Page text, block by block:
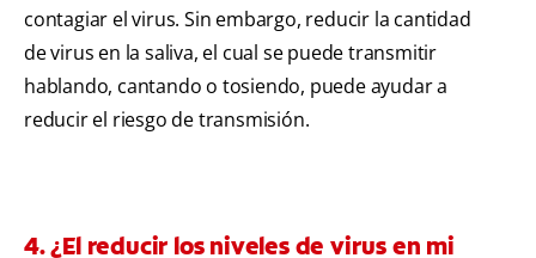
contagiar el virus. Sin embargo, reducir la cantidad
de virus en la saliva, el cual se puede transmitir
hablando, cantando o tosiendo, puede ayudar a
reducir el riesgo de transmisión.
4. ¿El reducir los niveles de virus en mi